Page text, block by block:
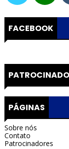
FACEBOOK
PÁGINAS
Sobre nós
Contato
Patrocinadores